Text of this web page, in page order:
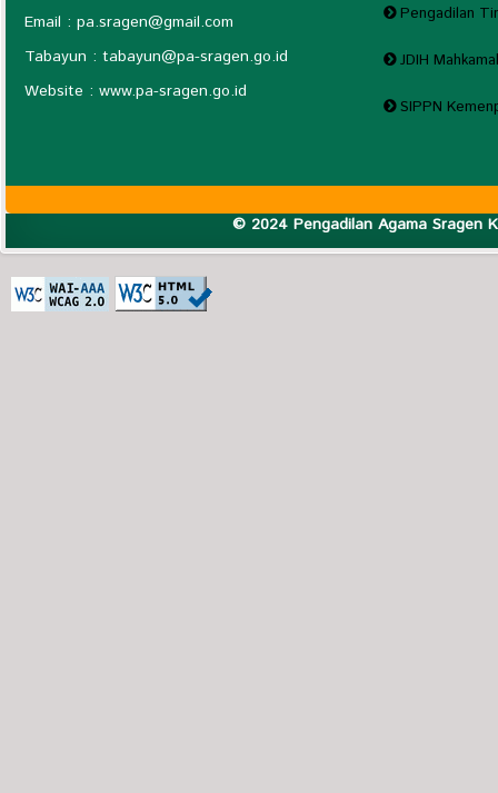
Email : pa.sragen@gmail.com
Tabayun : tabayun@pa-sragen.go.id
Website : www.pa-sragen.go.id
Pengadilan
JDIH
SIPPN
© 2024 Pengadilan Agama Sragen